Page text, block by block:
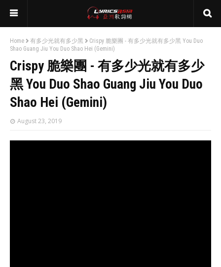
Home 有多少光就有多少黑
Crispy 脆樂團 - 有多少光就有多少黑 You Duo
Shao Guang Jiu You Duo Shao Hei (Gemini)
Crispy 脆樂團 - 有多少光就有多少
黑 You Duo Shao Guang Jiu You Duo
Shao Hei (Gemini)
August 23, 2019